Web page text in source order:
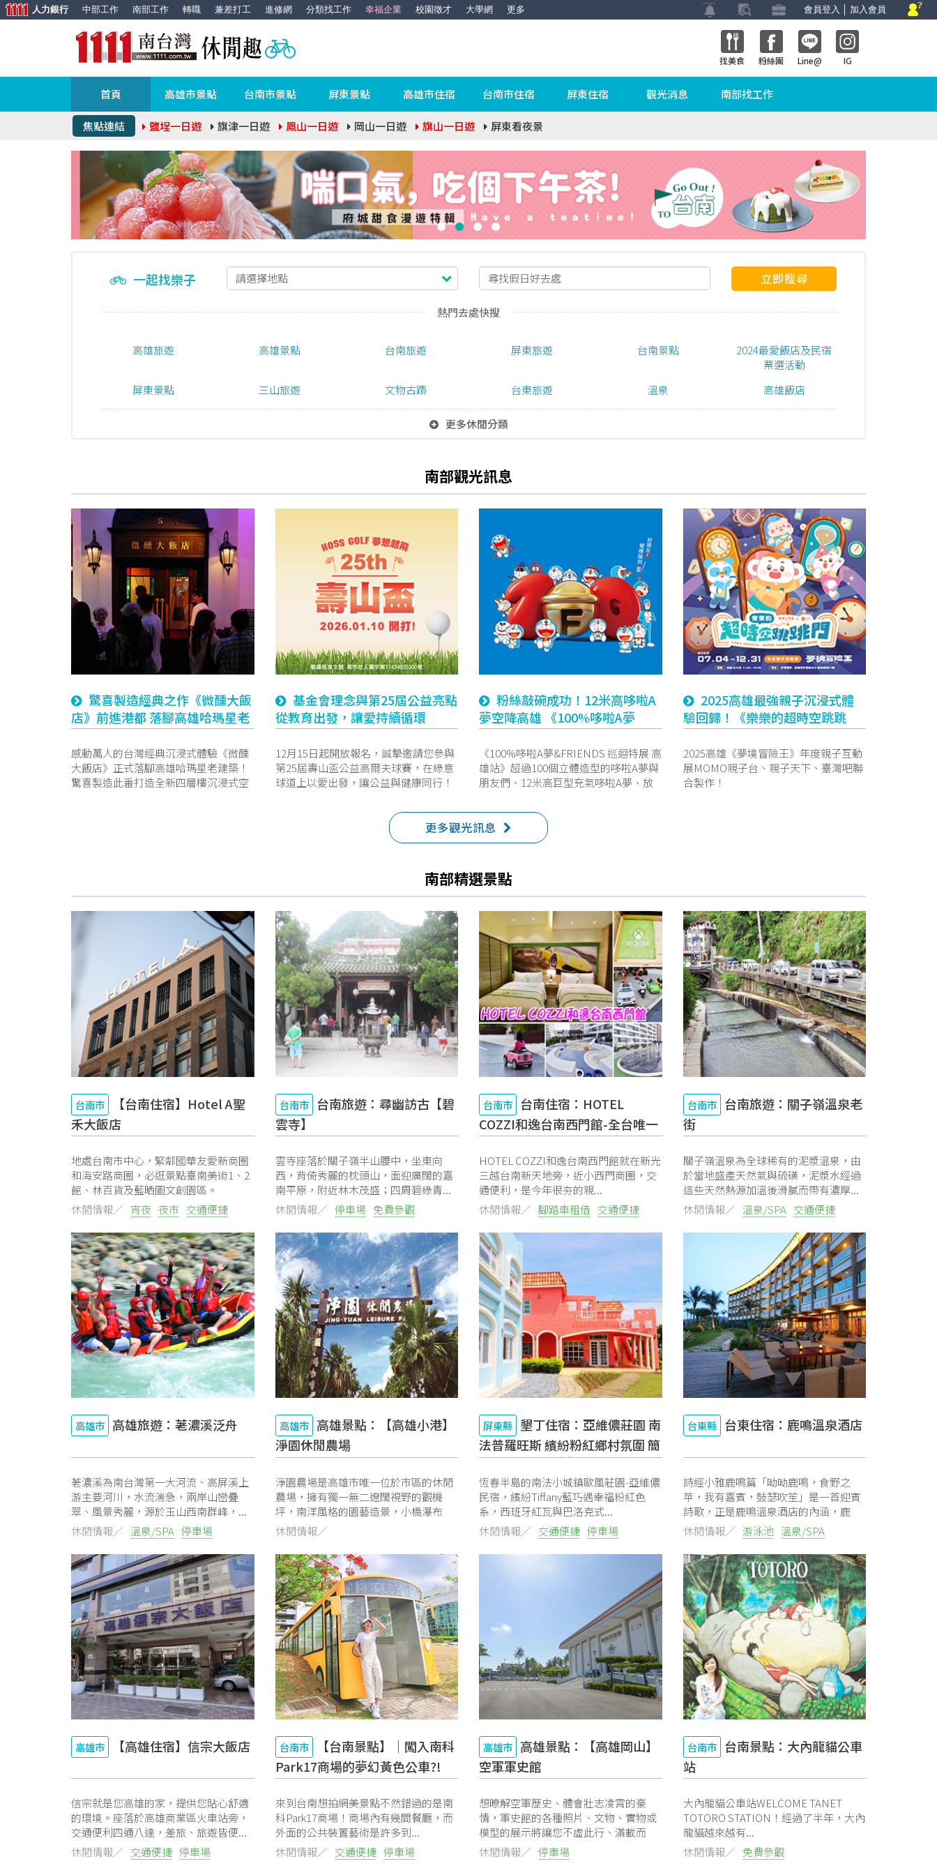
會員登入 加入會員
人力銀行 中部工作 南部工作 轉職 兼差打工 進修網 分類找工作 幸福企業 校園徵才 大學網 更多
找美食 粉絲團 Line@ IG
首頁 高雄市景點 台南市景點 屏東景點 高雄市住宿 台南市住宿 屏東住宿 觀光消息 南部找工作
焦點連結 鹽埕一日遊 旗津一日遊 鳳山一日遊 岡山一日遊 旗山一日遊 屏東看夜景
一起找樂子 立即搜尋
熱門去處快搜
高雄旅遊 高雄景點 台南旅遊 屏東旅遊 台南景點
2024最愛飯店及民宿
票選活動
屏東景點
三山旅遊 文物古蹟 台東旅遊 溫泉 高雄飯店
更多休閒分類
南部觀光訊息
驚喜製造經典之作《微醺大飯
店》前進港都 落腳高雄哈瑪星老
建築
感動萬人的台灣經典沉浸式體驗《微醺
大飯店》正式落腳高雄哈瑪星老建築！
驚喜製造此番打造全新四層樓沉浸式空
基金會理念與第25屆公益亮點
從教育出發，讓愛持續循環
12月15日起開放報名，誠摯邀請您參與
第25屆壽山盃公益高爾夫球賽，在綠意
球道上以愛出發，讓公益與健康同行！
高雄信誼高爾夫球場準時開打！
粉絲敲碗成功！12米高哆啦A
夢空降高雄 《100%哆啦A夢
&FRIENDS 巡迴特展 高雄站》
11/14南下展出 超過100種立體造
型哆啦A夢一次滿足
《100%哆啦A夢&FRIENDS 巡迴特展 高
雄站》超過100個立體造型的哆啦A夢與
朋友們、12米高巨型充氣哆啦A夢、放
複製原畫手稿、沉浸式微型劇場等豐富
展出內容，將於2025年11月14日至2026
年2月22日在國立科學工藝博物館2樓特
2025高雄最強親子沉浸式體
驗回歸！《樂樂的超時空跳跳
門》7月暑假登場
2025高雄《夢境冒險王》年度親子互動
展MOMO親子台、親子天下、臺灣吧聯
合製作！
更多觀光訊息
南部精選景點
台南市
【台南住宿】Hotel A聖
禾大飯店
地處台南市中心，緊鄰國華友愛新商圈
和海安路商圈，必逛景點臺南美術1、2
館、林百貨及藍晒圖文創園區。
休閒情報／ 宵夜 夜市 交通便捷
台南市
台南旅遊：尋幽訪古【碧
雲寺】
雲寺座落於關子嶺半山腰中，坐東向
西，背倚秀麗的枕頭山，面迎廣闊的嘉
南平原，附近林木茂盛；四周碧綠青...
休閒情報／ 停車場 免費參觀
台南市
台南住宿：HOTEL
COZZI和逸台南西門館-全台唯一
XBOX ONE主題房
HOTEL COZZI和逸台南西門館就在新光
三越台南新天地旁，近小西門商圈，交
通便利，是今年很夯的親...
休閒情報／ 腳踏車租借 交通便捷
台南市
台南旅遊：關子嶺溫泉老
街
關子嶺溫泉為全球稀有的泥漿溫泉，由
於當地盛產天然氣與硫磺，泥漿水經過
這些天然熱源加溫後滑膩而帶有濃厚...
休閒情報／ 溫泉/SPA 交通便捷
高雄市 高雄旅遊：荖濃溪泛舟
荖濃溪為南台灣第一大河流、高屏溪上
游主要河川，水流湍急，兩岸山巒疊
翠、風景秀麗，源於玉山西南群峰，...
休閒情報／ 溫泉/SPA 停車場
高雄市 高雄景點：【高雄小港】
淨園休閒農場
淨園農場是高雄市唯一位於市區的休閒
農場，擁有獨一無二遼闊視野的觀機
坪，南洋風格的園藝造景，小橋瀑布
造...
休閒情報／
屏東縣 墾丁住宿：亞維儂莊園 南
法普羅旺斯 繽紛粉紅鄉村氛圍 簡
直就像在國外度假
恆春半島的南法小城鎮歐風莊園-亞維儂
民宿，繽紛Tiffany藍巧遇幸福粉紅色
系，西班牙紅瓦與巴洛克式...
休閒情報／ 交通便捷 停車場
台東縣 台東住宿：鹿鳴溫泉酒店
詩經小雅鹿鳴篇「呦呦鹿鳴，食野之
苹，我有嘉賓，鼓瑟吹笙」是一首迎賓
詩歌，正是鹿鳴溫泉酒店的內涵，鹿
鳴...
休閒情報／ 游泳池 溫泉/SPA
高雄市 【高雄住宿】信宗大飯店
信宗就是您高雄的家，提供您貼心舒適
的環境。座落於高雄商業區火車站旁，
交通便利四通八達，差旅、旅遊皆便...
休閒情報／ 交通便捷 停車場
台南市
【台南景點】｜闖入南科
Park17商場的夢幻黃色公車?!
來到台南想拍網美景點不然錯過的是南
科Park17商場！商場內有幾間餐廳，而
外面的公共裝置藝術是許多到...
休閒情報／ 交通便捷 停車場
高雄市 高雄景點：【高雄岡山】
空軍軍史館
想暸解空軍歷史、體會壯志凌霄的豪
情，軍史館的各種照片、文物、實物或
模型的展示將讓您不虛此行、滿載而
歸...
休閒情報／ 停車場
台南市
台南景點：大內龍貓公車
站
大內龍貓公車站WELCOME TANET
TOTORO STATION！經過了半年，大內
龍貓越來越有...
休閒情報／ 免費參觀